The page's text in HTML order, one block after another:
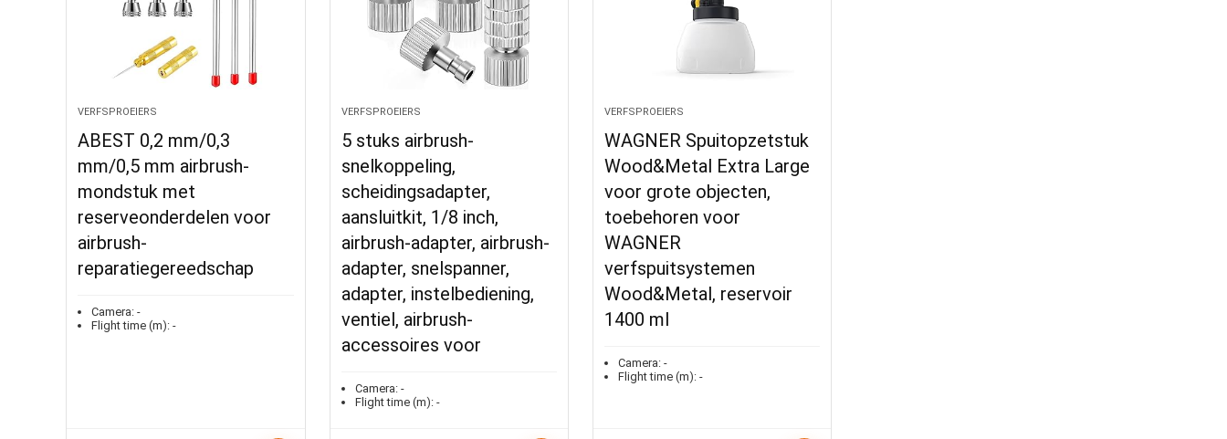
VERFSPROEIERS
ABEST 0,2 mm/0,3
mm/0,5 mm airbrush-
mondstuk met
reserveonderdelen voor
airbrush-
reparatiegereedschap
Camera: -
Flight time (m): -
VERFSPROEIERS
5 stuks airbrush-
snelkoppeling,
scheidingsadapter,
aansluitkit, 1/8 inch,
airbrush-adapter, airbrush-
adapter, snelspanner,
adapter, instelbediening,
ventiel, airbrush-
accessoires voor
Camera:-
Flight time (m):-
VERFSPROEIERS
WAGNER Spuitopzetstuk
Wood&Metal Extra Large
voor grote objecten,
toebehoren voor
WAGNER
verfspuitsystemen
Wood&Metal, reservoir
1400 ml
Camera: -
Flight time (m): -